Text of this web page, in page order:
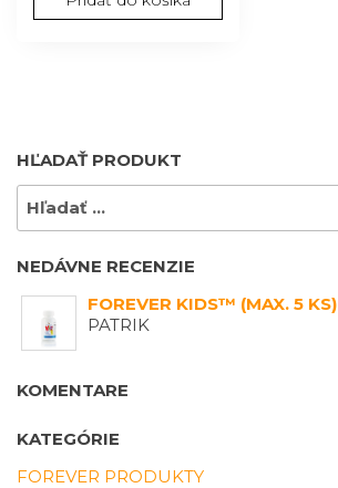
HĽADAŤ PRODUKT
HĽADAŤ:
NEDÁVNE RECENZIE
FOREVER KIDS™ (MAX. 5 KS)
PATRIK
KOMENTARE
KATEGÓRIE
FOREVER PRODUKTY